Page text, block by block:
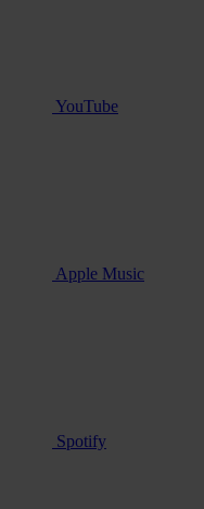
YouTube
Apple Music
Spotify